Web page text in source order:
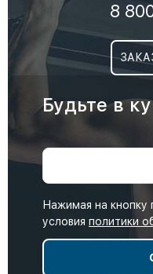
8
Будьте в
Нажимая на
условия политики